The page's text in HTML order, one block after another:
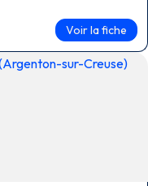
Voir la fiche